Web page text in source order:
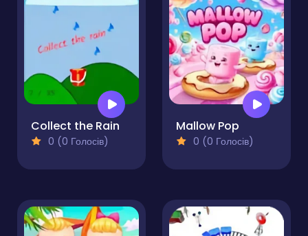
Collect the Rain
0 (0 Голосів)
Mallow Pop
0 (0 Голосів)